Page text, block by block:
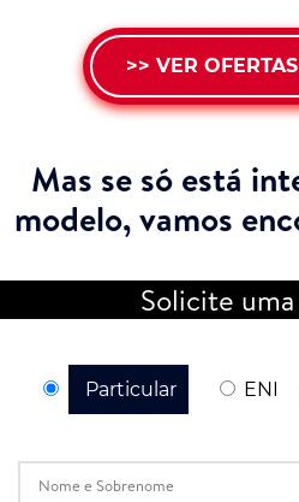
>> VER
Mas se só está
modelo,vamos
Solicite
Particular ENI